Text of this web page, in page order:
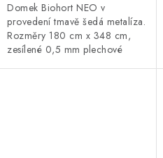
Domek Biohort NEO v
provedení tmavě šedá metalíza.
Rozměry 180 cm x 348 cm,
zesílené 0,5 mm plechové